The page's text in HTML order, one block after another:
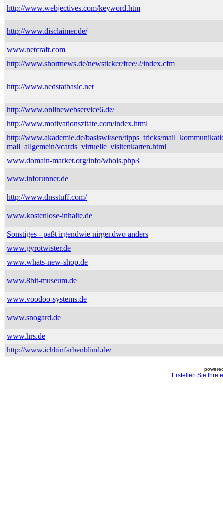
http://www.webjectives.com/keyword.htm
http://www.disclaimer.de/
www.netcraft.com
http://www.shortnews.de/newsticker/free/2/index.cfm
http://www.nedstatbasic.net
http://www.onlinewebservice6.de/
http://www.motivationszitate.com/index.html
http://www.akademie.de/basiswissen/tipps_tricks/
mail_allgemein/vcards_virtuelle_visitenkarten.html
www.domain-market.org/info/whois.php3
www.inforunner.de
http://www.dnsstuff.com/
www.kostenlose-inhalte.de
Sonstiges - paßt irgendwie nirgendwo anders
www.gyrotwister.de
www.whats-new-shop.de
www.8bit-museum.de
www.voodoo-systems.de
www.snogard.de
www.hrs.de
http://www.ichbinfarbenblind.de/
Erstellen Sie Ihre